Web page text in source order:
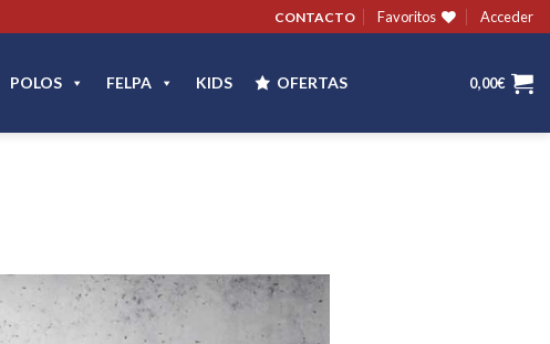
CONTACTO Favoritos Acceder
POLOS FELPA KIDS OFERTAS 0,00€